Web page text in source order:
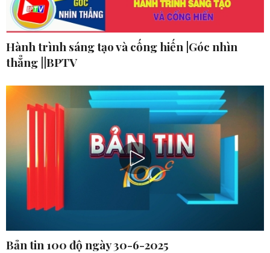
Hành trình sáng tạo và cống hiến |Góc nhìn
thẳng ||BPTV
Bản tin 100 độ ngày 30-6-2025